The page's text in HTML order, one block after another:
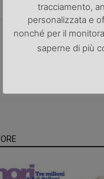
tracciamento,
personalizzata e
nonché per il
saperne di più